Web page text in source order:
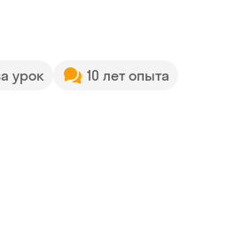
урок 10 лет опыта